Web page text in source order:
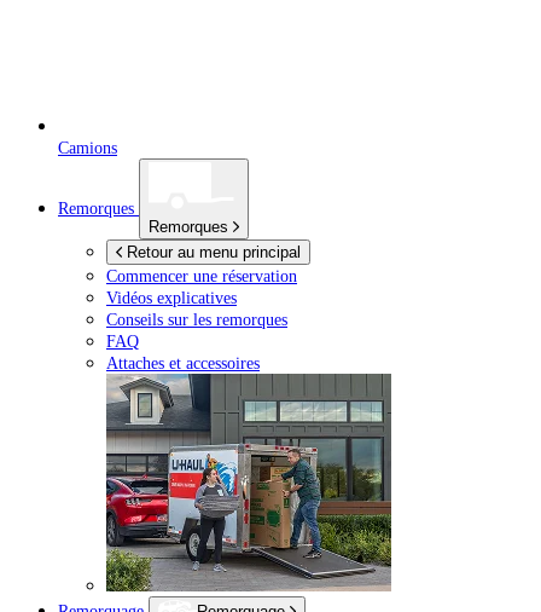
Camions
Remorques
Remorques
Retour au menu principal
Commencer une réservation
Vidéos explicatives
Conseils sur les remorques
FAQ
Attaches et accessoires